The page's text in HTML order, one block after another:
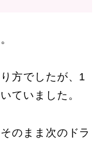
方でしたが、1
ていました。
のまま次のドラ